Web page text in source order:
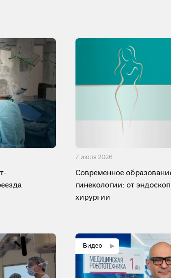
7 июля 2026
Современное
гинекологии: от
хирургии